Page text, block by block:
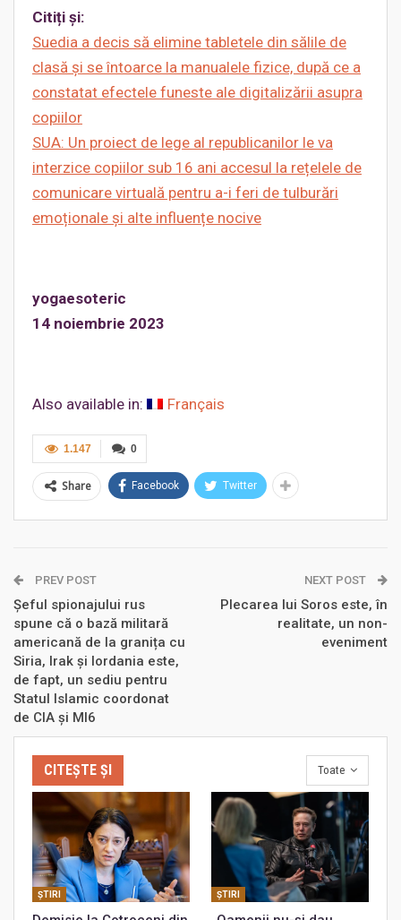
Citiți și:
Suedia a decis să elimine tabletele din sălile de
clasă și se întoarce la manualele fizice, după ce a
constatat efectele funeste ale digitalizării asupra
copiilor
SUA: Un proiect de lege al republicanilor le va
interzice copiilor sub 16 ani accesul la rețelele de
comunicare virtuală pentru a-i feri de tulburări
emoționale și alte influențe nocive
yogaesoteric
14 noiembrie 2023
Also available in: Français
0
1.147
Share Facebook Twitter
PREV POST
Șeful spionajului rus
spune că o bază militară
americană de la granița cu
Siria, Irak și Iordania este,
de fapt, un sediu pentru
Statul Islamic coordonat
de CIA și MI6
NEXT POST
Plecarea lui Soros este, în
realitate, un non-
eveniment
Toate
CITEȘTE ȘI
ŞTIRI ŞTIRI